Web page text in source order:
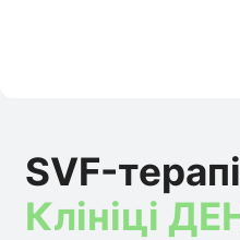
SVF-
Клініці